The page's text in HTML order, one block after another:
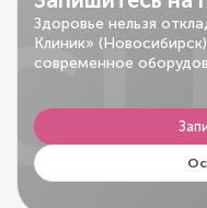
Здоровье нельзя
Клиник»
современное